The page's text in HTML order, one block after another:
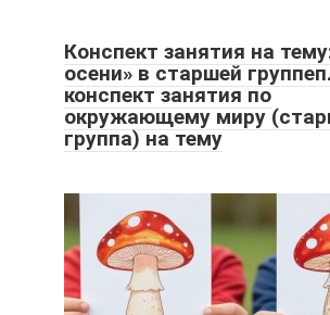
Конспект занятия на
осени» в старшей
конспект занятия по
окружающему миру
группа) на тему